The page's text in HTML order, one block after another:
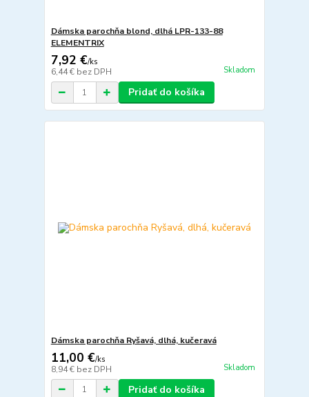
Dámska parochňa blond, dlhá LPR-133-88
ELEMENTRIX
7,92 €/ks
6,44 € bez DPH Skladom
Pridať do košíka
Dámska parochňa Ryšavá, dlhá, kučeravá
11,00 €/ks
8,94 € bez DPH Skladom
Pridať do košíka